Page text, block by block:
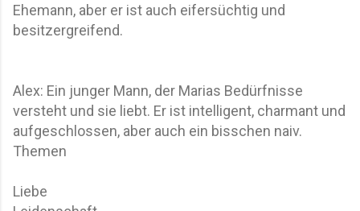
Ehemann, aber er ist auch eifersüchtig und
besitzergreifend.
Alex: Ein junger Mann, der Marias Bedürfnisse
versteht und sie liebt. Er ist intelligent, charmant und
aufgeschlossen, aber auch ein bisschen naiv.
Themen
Liebe